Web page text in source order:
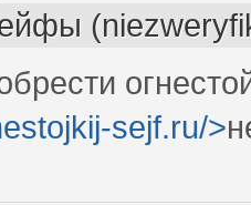
sejf.ru/>